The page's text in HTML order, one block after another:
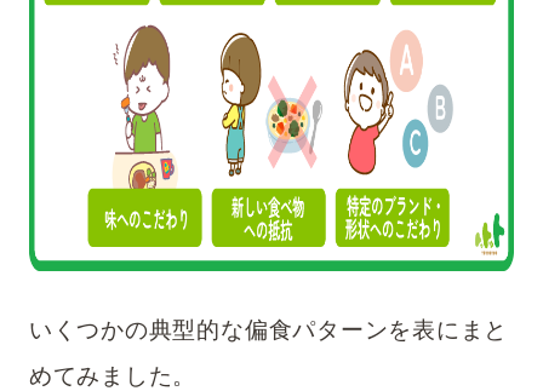
いくつかの典型的な偏食パターンを表にまと
めてみました。